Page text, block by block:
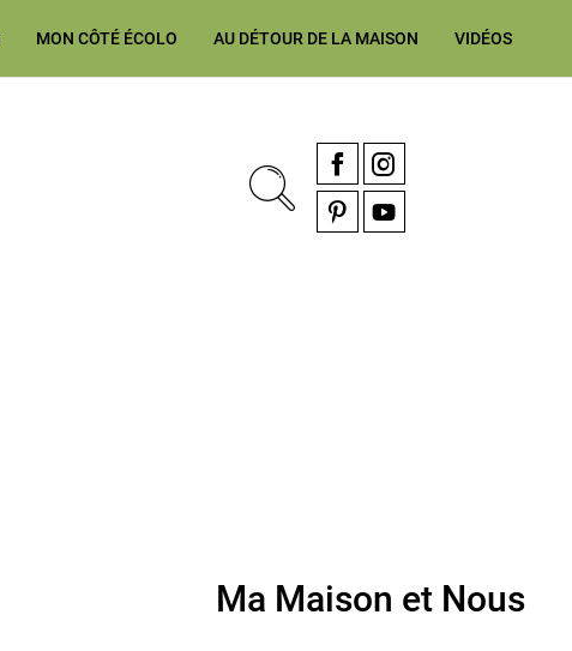
MON CÔTÉ ÉCOLO AU DÉTOUR DE LA MAISON VIDÉOS
rénovation & décoration Alsace, Franche-Comté
FacebookInstagram
Ma Maison et Nous